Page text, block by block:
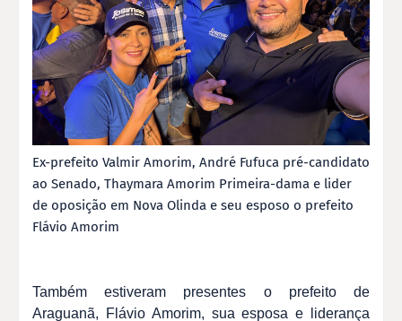
Ex-prefeito Valmir Amorim, André Fufuca pré-candidato
ao Senado, Thaymara Amorim Primeira-dama e lider
de oposição em Nova Olinda e seu esposo o prefeito
Flávio Amorim
Também estiveram presentes o prefeito de
Araguanã, Flávio Amorim, sua esposa e liderança